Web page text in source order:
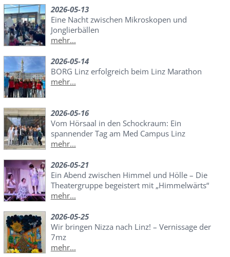
2026-05-13
Eine Nacht zwischen Mikroskopen und
Jonglierbällen
mehr...
2026-05-14
BORG Linz erfolgreich beim Linz Marathon
mehr...
2026-05-16
Vom Hörsaal in den Schockraum: Ein
spannender Tag am Med Campus Linz
mehr...
2026-05-21
Ein Abend zwischen Himmel und Hölle – Die
Theatergruppe begeistert mit „Himmelwärts“
mehr...
2026-05-25
Wir bringen Nizza nach Linz! – Vernissage der
7mz
mehr...